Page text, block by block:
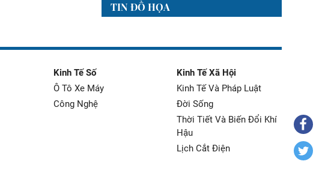
TIN ĐỒ HỌA
Kinh Tế Số
Ô Tô Xe Máy
Công Nghệ
Kinh Tế Xã Hội
Kinh Tế Và Pháp Luật
Đời Sống
Thời Tiết Và Biến Đổi Khí
Hậu
Lịch Cắt Điện